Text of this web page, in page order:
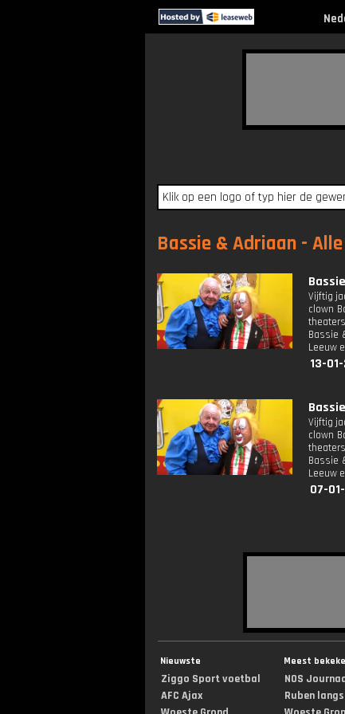
Bassie & Adriaan -
Vijftig
clown
Bassie
Leeuw
13-
Vijftig
clown
Bassie
Leeuw
07-
Nieuwste
Ziggo Sport voetbal
AFC Ajax
Meest
NOS
Ruben